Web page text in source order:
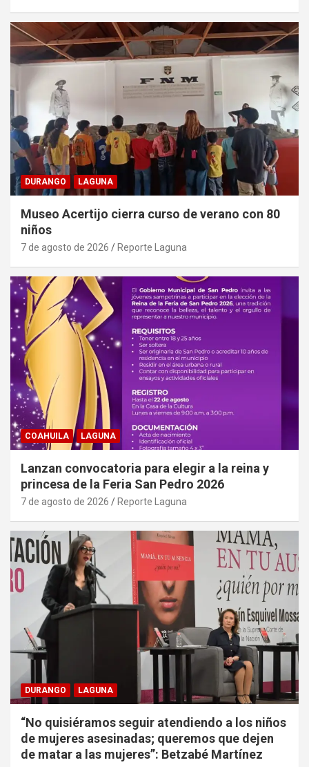
DURANGO LAGUNA
Museo Acertijo cierra curso de verano con 80
niños
7 de agosto de 2026 Reporte Laguna
COAHUILA LAGUNA
Lanzan convocatoria para elegir a la reina y
princesa de la Feria San Pedro 2026
7 de agosto de 2026 Reporte Laguna
DURANGO LAGUNA
“No quisiéramos seguir atendiendo a los niños
de mujeres asesinadas; queremos que dejen
de matar a las mujeres”: Betzabé Martínez